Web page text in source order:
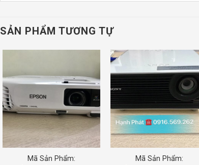
SẢN PHẨM TƯƠNG TỰ
Mã Sản Phẩm:
Mã Sản Phẩm: